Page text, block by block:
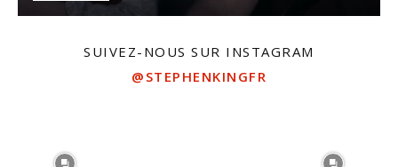
SUIVEZ-NOUS SUR INSTAGRAM
@STEPHENKINGFR